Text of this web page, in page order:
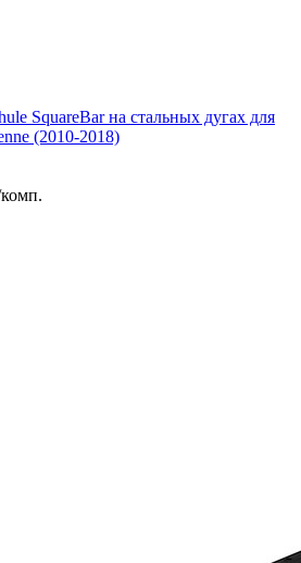
SquareBar на стальных дугах для
(2010-2018)